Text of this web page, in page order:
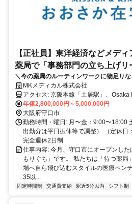
【正社員】東洋経済などメデ
薬局で「事務部門の立ち上げリ
＼今の薬局のルーティンワークに物足り
『東洋経済オンライン』『時事メディカ
で話題沸騰！
MKメディカル株式会社
アクセス: 京阪本線「土居駅」、Osaka Metro「太子橋今市駅」より
徒歩約4分
年俸2,800,000円～5,000,000円
大阪府守口市
勤務時間・曜日: 月〜金：9:00〜
出勤分は平日振休等で調整） （定休
完全週休2日制
仕事内容: 今月、守口市にオープンし
もりぐち」です。 私たちは「待つ薬局
場へ自ら飛び込むスタイルの医療ベン
35以...
固定時間制 交通費支給 駅近5分以内 シフト制